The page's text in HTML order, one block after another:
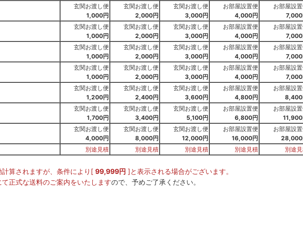
玄関お渡し便
1,000円
玄関お渡し便
2,000円
玄関お渡し便
3,000円
お部屋設置便
4,000円
お部屋設
7,000
玄関お渡し便
1,000円
玄関お渡し便
2,000円
玄関お渡し便
3,000円
お部屋設置便
4,000円
お部屋設
7,000
玄関お渡し便
1,000円
玄関お渡し便
2,000円
玄関お渡し便
3,000円
お部屋設置便
4,000円
お部屋設
7,000
玄関お渡し便
1,000円
玄関お渡し便
2,000円
玄関お渡し便
3,000円
お部屋設置便
4,000円
お部屋設
7,000
玄関お渡し便
1,200円
玄関お渡し便
2,400円
玄関お渡し便
3,600円
お部屋設置便
4,800円
お部屋設
8,400
玄関お渡し便
1,700円
玄関お渡し便
3,400円
玄関お渡し便
5,100円
お部屋設置便
6,800円
お部屋設
11,900
玄関お渡し便
4,000円
玄関お渡し便
8,000円
玄関お渡し便
12,000円
お部屋設置便
16,000円
お部屋設
28,000
別途見積 別途見積 別途見積 別途見積 別途
算されますが、条件により[ 99,999円 ]と表示される場合がございます。
て正式な送料のご案内をいたしますので、予めご了承ください。